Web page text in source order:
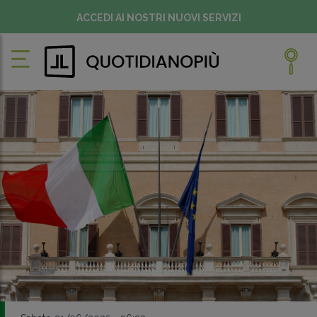
ACCEDI AI NOSTRI NUOVI SERVIZI